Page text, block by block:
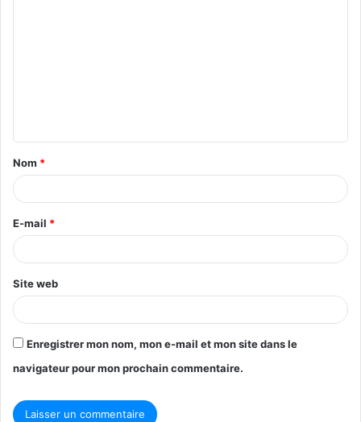
t
a
e
*
Nom *
E-mail *
Site web
Enregistrer mon nom, mon e-mail et mon site dans le
navigateur pour mon prochain commentaire.